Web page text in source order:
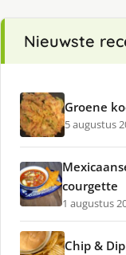
Nieuwste
Groene
5 augustus
courgette
1 augustus
Chip & Dip